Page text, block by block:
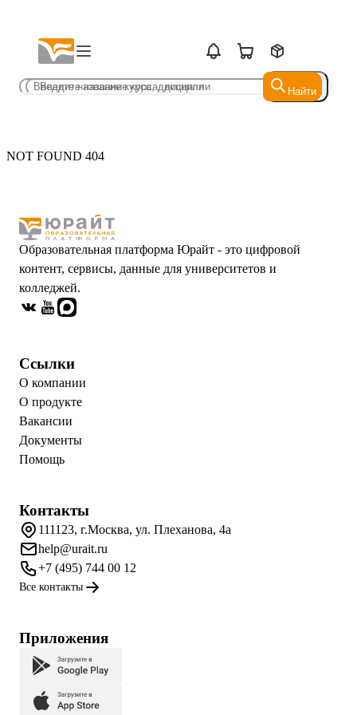
Найти
Найти
NOT FOUND 404
Образовательная платформа Юрайт - это цифровой
контент, сервисы, данные для университетов и
колледжей.
Ссылки
О компании
О продукте
Вакансии
Документы
Помощь
Контакты
111123, г.Москва, ул. Плеханова, 4а
help@urait.ru
+7 (495) 744 00 12
Все контакты
Приложения